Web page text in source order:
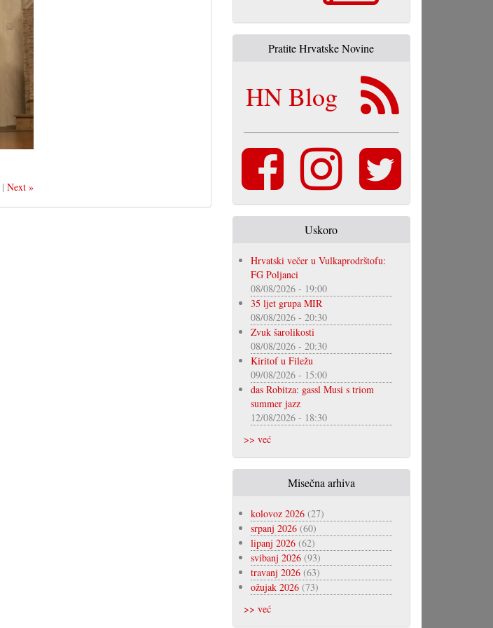
|Next »
Pratite Hrvatske Novine
HN Blog
Uskoro
Hrvatski večer u Vulkaprodrštofu:
FG Poljanci
08/08/2026 - 19:00
35 ljet grupa MIR
08/08/2026 - 20:30
Zvuk šarolikosti
08/08/2026 - 20:30
Kiritof u Filežu
09/08/2026 - 15:00
das Robitza: gassl Musi s triom
summer jazz
12/08/2026 - 18:30
>> već
Misečna arhiva
kolovoz 2026(27)
srpanj 2026(60)
lipanj 2026(62)
svibanj 2026(93)
travanj 2026(63)
ožujak 2026(73)
>> već